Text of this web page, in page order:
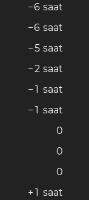
−6 saat
−6 saat
−5 saat
−2 saat
− 1 saat
− 1 saat
0
0
0
+ 1 saat